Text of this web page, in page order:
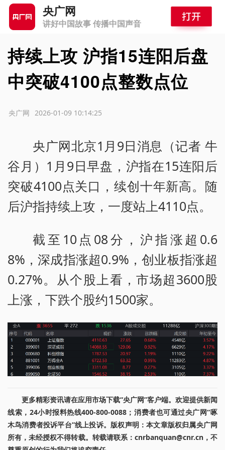
央广网
讲好中国故事 传播中国声音
持续上攻 沪指15连阳后盘
中突破4100点整数点位
2026-01-09 10:14:25
央广网
央广网北京1月9日消息（记者 牛
谷月）1月9日早盘，沪指在15连阳后
突破4100点关口，续创十年新高。随
后沪指持续上攻，一度站上4110点。
截至10点08分，沪指涨超0.6
8%，深成指涨超0.9%，创业板指涨超
0.27%。从个股上看，市场超3600股
上涨，下跌个股约1500家。
更多精彩资讯请在应用市场下载“央广网”客户端。欢迎提供新闻
线索，24小时报料热线400-800-0088；消费者也可通过央广网“啄
木鸟消费者投诉平台”线上投诉。版权声明：本文章版权归属央广网
所有，未经授权不得转载。转载请联系：cnrbanquan@cnr.cn，不